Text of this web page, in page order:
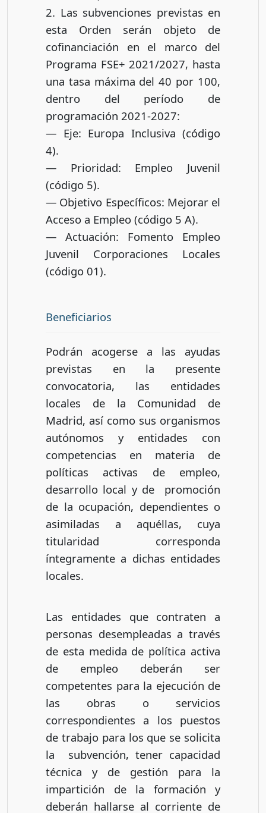
2. Las subvenciones previstas en
esta Orden serán objeto de
cofinanciación en el marco del
Programa FSE+ 2021/2027, hasta
una tasa máxima del 40 por 100,
dentro del período de
programación 2021-2027:
— Eje: Europa Inclusiva (código
4).
— Prioridad: Empleo Juvenil
(código 5).
— Objetivo Específicos: Mejorar el
Acceso a Empleo (código 5 A).
— Actuación: Fomento Empleo
Juvenil Corporaciones Locales
(código 01).
Beneficiarios
Podrán acogerse a las ayudas
previstas en la presente
convocatoria, las entidades
locales de la Comunidad de
Madrid, así como sus organismos
autónomos y entidades con
competencias en materia de
políticas activas de empleo,
desarrollo local y de promoción
de la ocupación, dependientes o
asimiladas a aquéllas, cuya
titularidad corresponda
íntegramente a dichas entidades
locales.
Las entidades que contraten a
personas desempleadas a través
de esta medida de política activa
de empleo deberán ser
competentes para la ejecución de
las obras o servicios
correspondientes a los puestos
de trabajo para los que se solicita
la subvención, tener capacidad
técnica y de gestión para la
impartición de la formación y
deberán hallarse al corriente de